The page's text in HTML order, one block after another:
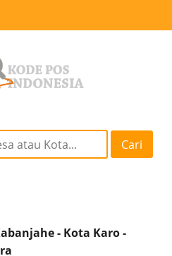
Cari
- Kota Karo -